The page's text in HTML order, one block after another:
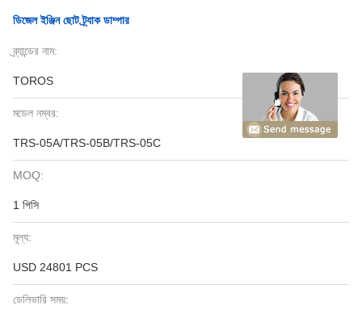
ডিজেল ইঞ্জিন ছোট ট্র্যাক ডাম্পার
ব্র্যান্ডের নাম:
TOROS
মডেল নম্বর:
TRS-05A/TRS-05B/TRS-05C
MOQ:
1 পিসি
মূল্য:
USD 24801 PCS
ডেলিভারি সময়: